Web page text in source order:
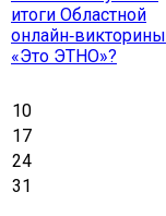
итоги Областной
онлайн‑викторины
«Это ЭТНО»?
10
17
24
31